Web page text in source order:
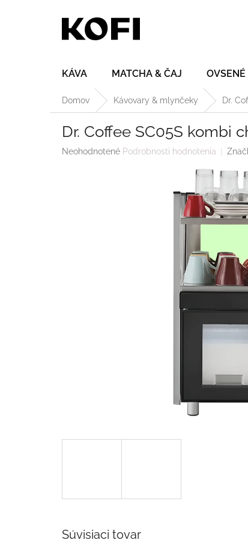
KÁVA MATCHA & ČAJ
Domov Kávovary & mlynčeky Dr.
Dr. Coffee SC05S kombi
Priemerné
Neohodnotené Podrobnosti hodnotenia
Súvisiaci tovar